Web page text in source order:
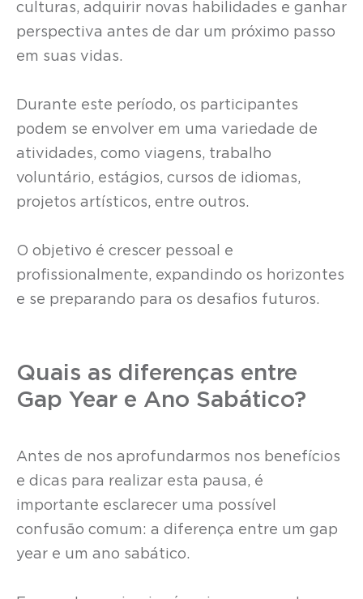
culturas, adquirir novas habilidades e ganhar
perspectiva antes de dar um próximo passo
em suas vidas.
Durante este período, os participantes
podem se envolver em uma variedade de
atividades, como viagens, trabalho
voluntário, estágios, cursos de idiomas,
projetos artísticos, entre outros.
O objetivo é crescer pessoal e
profissionalmente, expandindo os horizontes
e se preparando para os desafios futuros.
Quais as diferenças entre
Gap Year e Ano Sabático?
Antes de nos aprofundarmos nos benefícios
e dicas para realizar esta pausa, é
importante esclarecer uma possível
confusão comum: a diferença entre um gap
year e um ano sabático.